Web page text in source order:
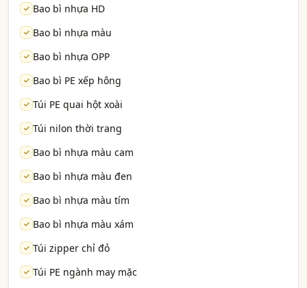
Bao bì nhựa HD
Bao bì nhựa màu
Bao bì nhựa OPP
Bao bì PE xếp hông
Túi PE quai hột xoài
Túi nilon thời trang
Bao bì nhựa màu cam
Bao bì nhựa màu đen
Bao bì nhựa màu tím
Bao bì nhựa màu xám
Túi zipper chỉ đỏ
Túi PE ngành may mặc